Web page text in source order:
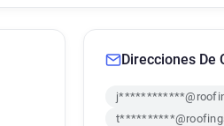
Direcciones De